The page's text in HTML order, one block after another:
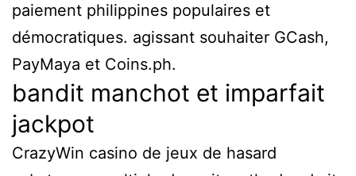
paiement philippines populaires et
démocratiques. agissant souhaiter GCash,
PayMaya et Coins.ph.
bandit manchot et imparfait
jackpot
CrazyWin casino de jeux de hasard